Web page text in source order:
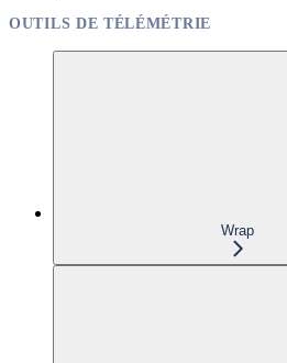
OUTILS DE TÉLÉMÉTRIE
Wrap